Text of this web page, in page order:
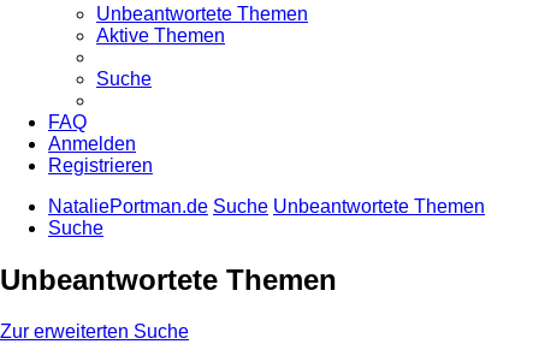
Unbeantwortete Themen
Aktive Themen
Suche
FAQ
Anmelden
Registrieren
NataliePortman.de Suche Unbeantwortete Themen
Suche
Unbeantwortete Themen
Zur erweiterten Suche